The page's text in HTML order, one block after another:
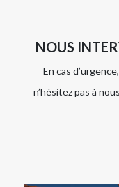
NOUS
En cas
n’hésitez pas à